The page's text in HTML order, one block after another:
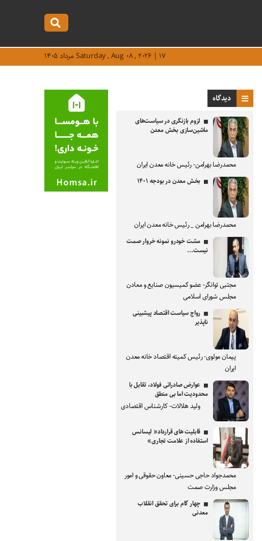
Saturday , Aug ۰۸ , ۲۰۲۶ | ۱۷ مرداد ۱۴۰۵
دیدگاه
لزوم بازنگری در سیاست‌های
ماشین‌سازی بخش معدن
محمدرضا بهرامن- رئیس خانه معدن ایران
بخش معدن در بودجه ۱۴۰۱
محمدرضا بهرامن _ رئیس خانه معدن ایران
مشت خودرو نمونه خروار صمت
نیست...
مجتبی توانگر- عضو کمیسیون صنایع و معادن
مجلس شورای اسلامی
رواج سیاست اقتصاد پیشبینی
ناپذیر
پیمان مولوی- رئیس کمیته اقتصاد خانه معدن
ایران
عوارض صادراتی فولاد، تقابل با
محدودیت اما بی منطق
ولید هلالات- کارشناس اقتصادی
قابلیت های قرارداد« لیسانس
استفاده از علامت تجاری»
محمدجواد حاجی حسینی- معاون حقوقی و امور
مجلس وزارت صمت
چهار گام برای تحقق انقلاب
معدنی